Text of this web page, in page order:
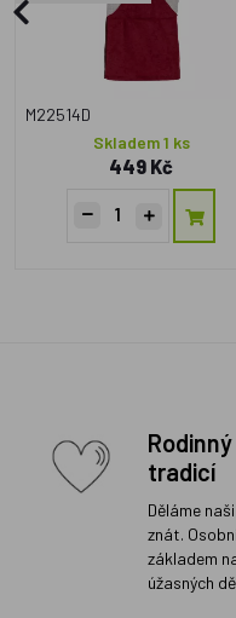
M22514D
Skladem 1 ks
449 Kč
tradicí
Děláme
znát.
základem
úžasných